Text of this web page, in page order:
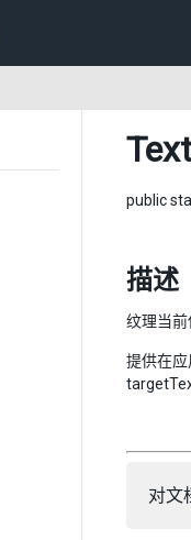
public
描述
纹理当前
提供在
对文